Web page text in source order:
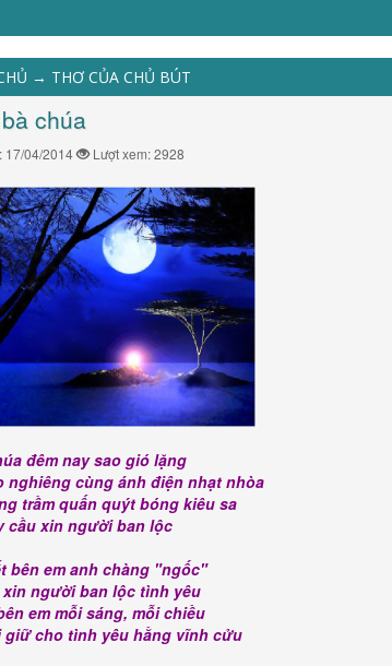
→ THƠ CỦA CHỦ BÚT
chúa
17/04/2014 Lượt xem: 2928
đêm nay sao gió lặng
nghiêng cùng ánh điện nhạt nhòa
trầm quấn quýt bóng kiêu sa
cầu xin người ban lộc
bên em anh chàng "ngốc"
người ban lộc tình yêu
em mỗi sáng, mỗi chiều
giữ cho tình yêu hằng vĩnh cửu